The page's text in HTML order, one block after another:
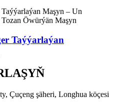
Taýýarlaýan
Çuçeng şäheri, Longhua köçesi